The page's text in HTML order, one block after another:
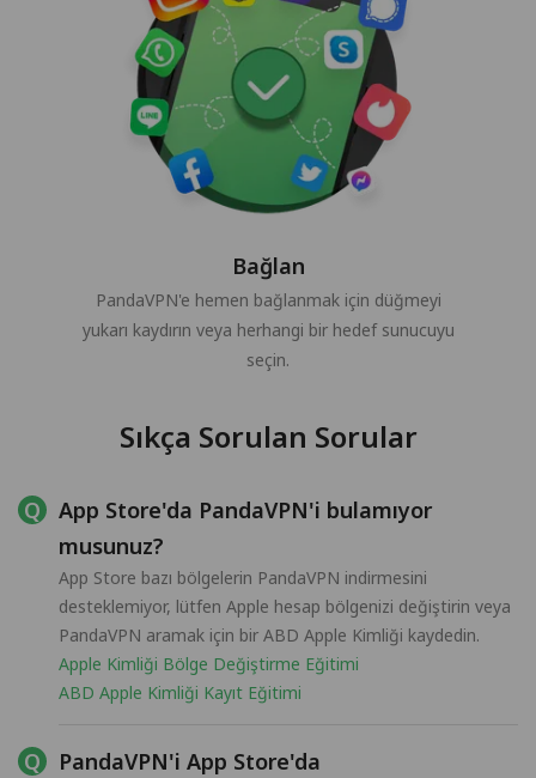
Bağlan
PandaVPN'e hemen bağlanmak için düğmeyi
yukarı kaydırın veya herhangi bir hedef sunucuyu
seçin.
Sıkça Sorulan Sorular
App Store'da PandaVPN'i bulamıyor
musunuz?
App Store bazı bölgelerin PandaVPN indirmesini
desteklemiyor, lütfen Apple hesap bölgenizi değiştirin veya
PandaVPN aramak için bir ABD Apple Kimliği kaydedin.
Apple Kimliği Bölge Değiştirme Eğitimi
ABD Apple Kimliği Kayıt Eğitimi
PandaVPN'i App Store'da